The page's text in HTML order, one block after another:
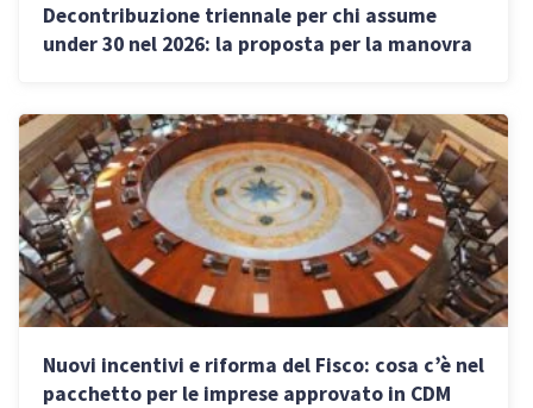
Decontribuzione triennale per chi assume
under 30 nel 2026: la proposta per la manovra
Nuovi incentivi e riforma del Fisco: cosa c’è nel
pacchetto per le imprese approvato in CDM